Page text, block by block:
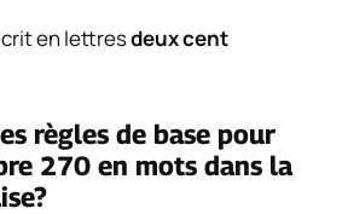
en lettresdeux cent
règles de base pour
270 en mots dans la